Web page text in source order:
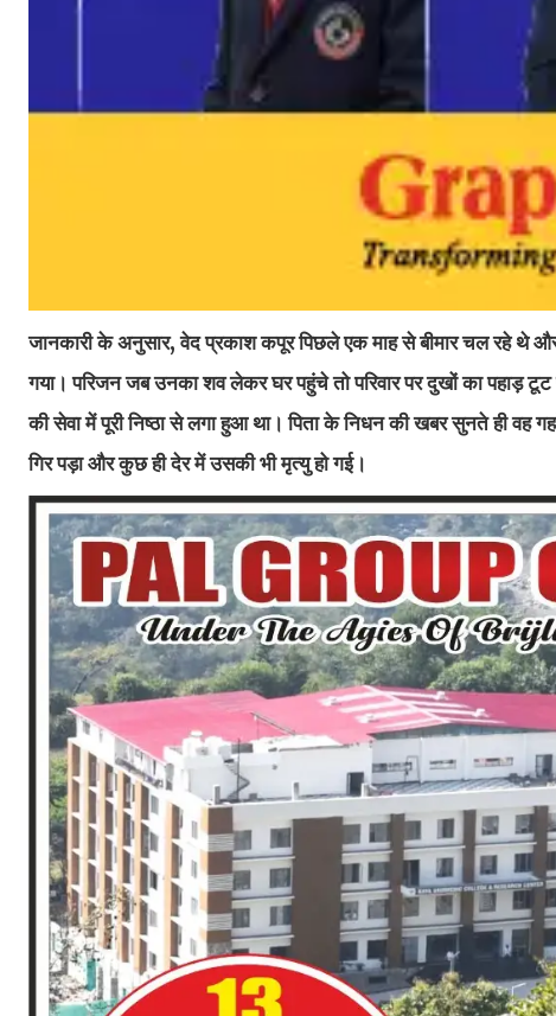
जानकारी के अनुसार, वेद प्रकाश कपूर पिछले एक माह से बीमार चल रहे थे
गया। परिजन जब उनका शव लेकर घर पहुंचे तो परिवार पर दुखों का पहाड़
की सेवा में पूरी निष्ठा से लगा हुआ था। पिता के निधन की खबर सुनते ही वह
गिर पड़ा और कुछ ही देर में उसकी भी मृत्यु हो गई।